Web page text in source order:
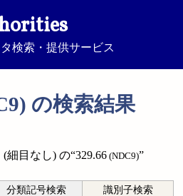
検索・提供サービス
の検索結果
細目なし) の“329.66 (NDC9)”
分類記号検索 識別子検索